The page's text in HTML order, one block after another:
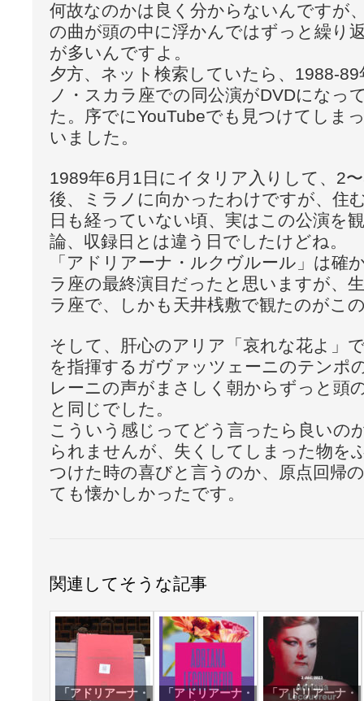
何故なのかは良く分からないんですが
の曲が頭の中に浮かんではずっと繰り
が多いんですよ。
夕方、ネット検索していたら、1988-
ノ・スカラ座での同公演がDVDになっ
た。序でにYouTubeでも見つけてしま
いました。
1989年6月1日にイタリア入りして、2
後、ミラノに向かったわけですが、住
日も経っていない頃、実はこの公演を
論、収録日とは違う日でしたけどね。
「アドリアーナ・ルクヴルール」は確
ラ座の最終演目だったと思いますが、
ラ座で、しかも天井桟敷で観たのがこ
そして、肝心のアリア「哀れな花よ」
を指揮するガヴァッツェーニのテンポ
レーニの声がまさしく朝からずっと頭
と同じでした。
こういう感じってどう言ったら良いの
られませんが、失くしてしまった物を
つけた時の喜びと言うのか、原点回帰
ても懐かしかったです。
関連してそうな記事
「アドリアーナ・
「アドリアーナ・
「アドリアーナ・